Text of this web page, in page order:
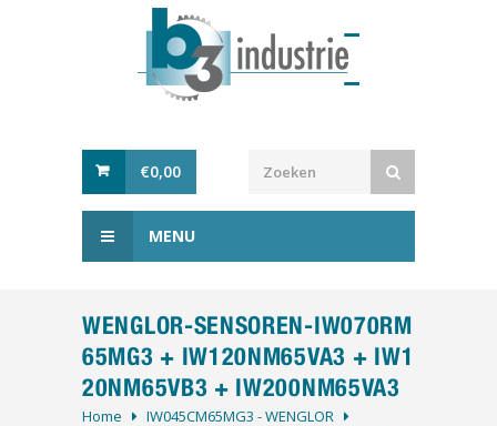
€0,00
MENU
WENGLOR-SENSOREN-IW070RM
65MG3 + IW120NM65VA3 + IW1
20NM65VB3 + IW200NM65VA3
Home
IW045CM65MG3 - WENGLOR